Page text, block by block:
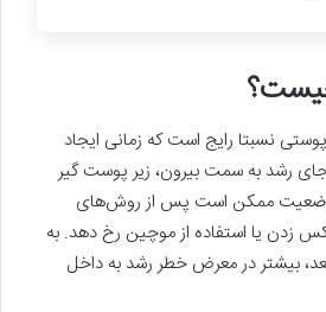
نسبتا رایج است که زمانی ایجاد
رشد به سمت بیرون، زیر پوست گیر
وضعیت ممکن است پس از روش‌های
زدن یا استفاده از موچین رخ دهد. به
بیشتر در معرض خطر رشد به داخل